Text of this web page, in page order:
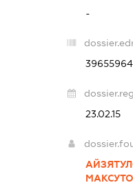
-
39655964
23.02.15